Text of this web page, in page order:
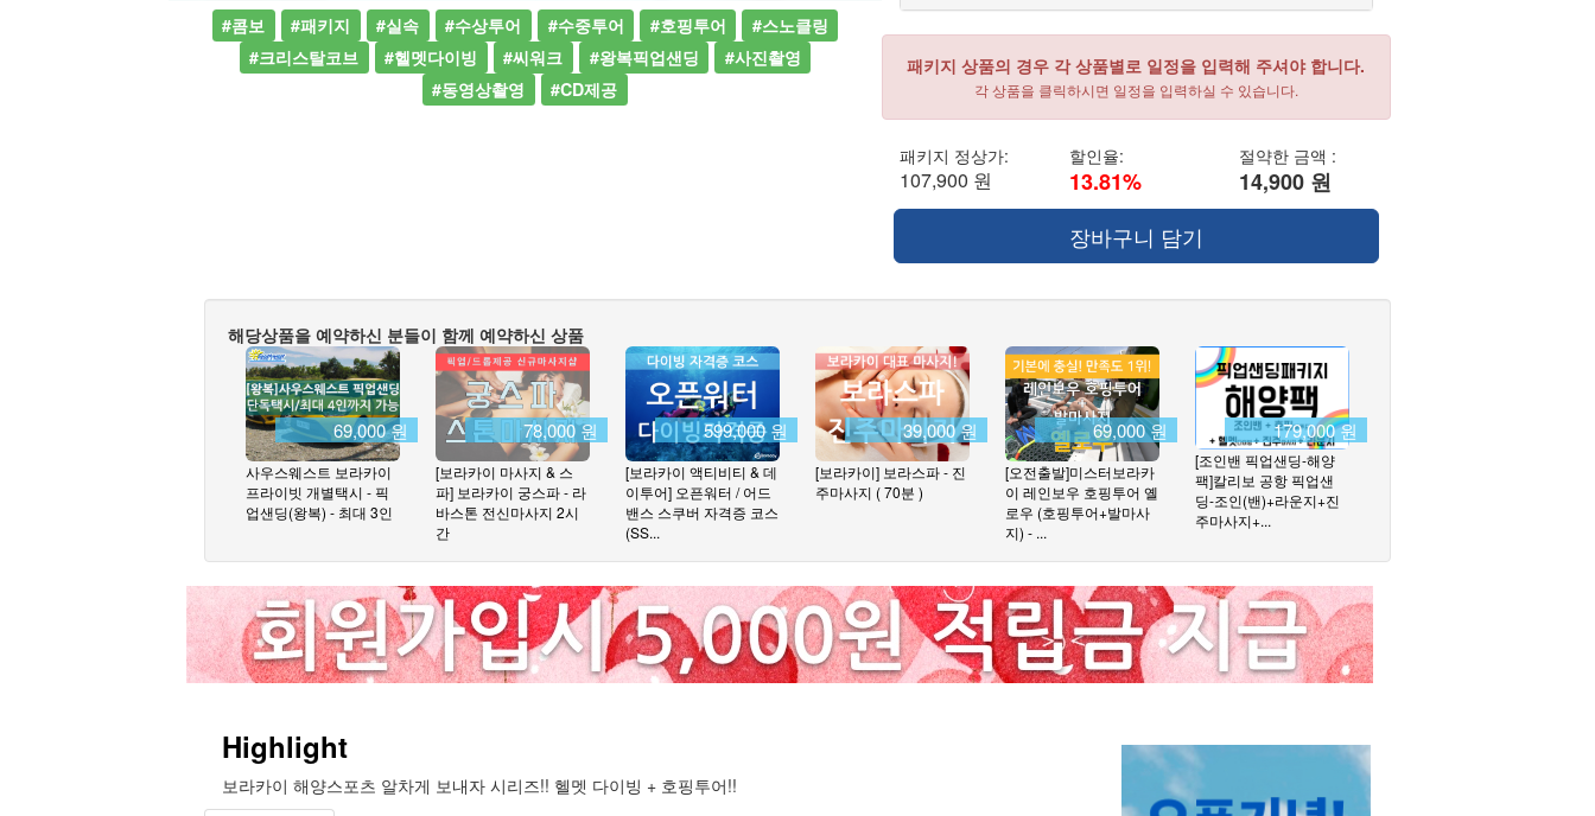
#콤보 #패키지 #실속 #수상투어 #수중투어 #호핑투어
#스노클링
#크리스탈코브
#헬멧다이빙 #씨워크 #왕복픽업샌딩
#사진촬영
#동영상촬영
#CD제공
패키지 상품의 경우 각 상품별로 일정을 입력해 주셔야 합니다.
각 상품을 클릭하시면 일정을 입력하실 수 있습니다.
패키지 정상가:
107,900 원
할인율:
13.81%
절약한 금액 :
14,900 원
장바구니 담기
해당상품을 예약하신 분들이 함께 예약하신 상품
69,000 원
사우스웨스트 보라카이
프라이빗 개별택시 - 픽
업샌딩(왕복) - 최대 3인
78,000 원
[보라카이 마사지 & 스
파] 보라카이 궁스파 - 라
바스톤 전신마사지 2시
간
599,000 원
[보라카이 액티비티 & 데
이투어] 오픈워터 / 어드
밴스 스쿠버 자격증 코스
(SS...
39,000 원
[보라카이] 보라스파 - 진
주마사지 ( 70분 )
69,000 원
[오전출발]미스터보라카
이 레인보우 호핑투어 옐
로우 (호핑투어+발마사
지) - ...
179,000 원
[조인밴 픽업샌딩-해양
팩]칼리보 공항 픽업샌
딩-조인(밴)+라운지+진
주마사지+...
Highlight
보라카이 해양스포츠 알차게 보내자 시리즈!! 헬멧 다이빙 + 호핑투어!!